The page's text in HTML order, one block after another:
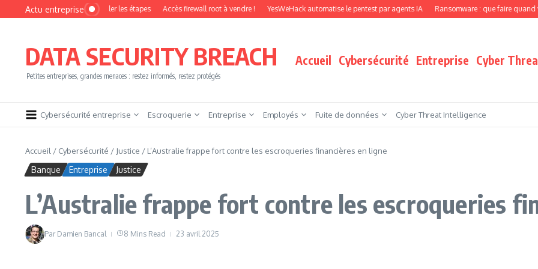
Aller au contenu
Actu entreprise
pentester sans brûler les étapes Accès firewall root à vendre ! YesWeHack automatise le pentest par agents IA Ransomware : que faire quand vos
DATA SECURITY BREACH
Petites entreprises, grandes menaces : restez informés, restez protégés
Accueil Cybersécurité Entreprise Cyber
Cybersécurité entreprise Escroquerie Entreprise Employés Fuite de données Cyber Threat Intelligence
Accueil / Cybersécurité / Justice / L’Australie frappe fort contre les escroqueries financières en ligne
Banque Entreprise Justice
L’Australie frappe fort contre les escroqueries
Par Damien Bancal 8 Mins Read 23 avril 2025